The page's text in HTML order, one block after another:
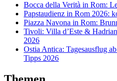
Bocca della Verità in Rom:
Papstaudienz in Rom 2026:
Piazza Navona in Rom:
Tivoli: Villa d’Este &
2026
Ostia Antica: Tagesausflug
Tipps 2026